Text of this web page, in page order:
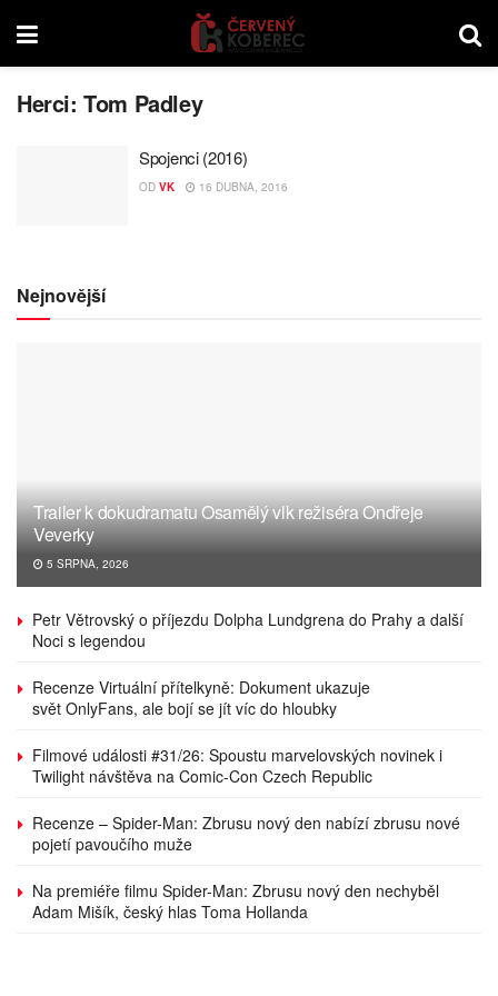
Herci:Tom Padley
Spojenci (2016)
OD VK 16 DUBNA, 2016
Nejnovější
Trailer k dokudramatu Osamělý vlk režiséra Ondřeje
Veverky
5 SRPNA, 2026
Petr Větrovský o příjezdu Dolpha Lundgrena do Prahy a další
Noci s legendou
Recenze Virtuální přítelkyně: Dokument ukazuje
svět OnlyFans, ale bojí se jít víc do hloubky
Filmové události #31/26: Spoustu marvelovských novinek i
Twilight návštěva na Comic-Con Czech Republic
Recenze – Spider-Man: Zbrusu nový den nabízí zbrusu nové
pojetí pavoučího muže
Na premiéře filmu Spider-Man: Zbrusu nový den nechyběl
Adam Mišík, český hlas Toma Hollanda